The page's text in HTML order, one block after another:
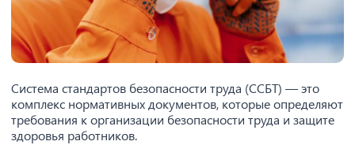
Система стандартов безопасности труда (ССБТ) — это
комплекс нормативных документов, которые определяют
требования к организации безопасности труда и защите
здоровья работников.